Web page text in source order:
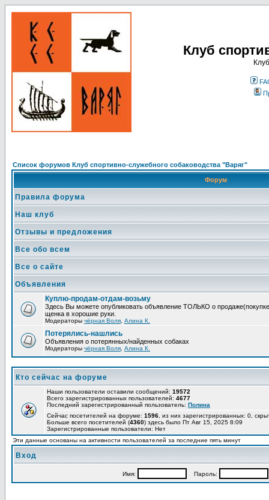
Клуб
Список форумов Клуб спортивно-служебного собаководства "Варяг"
Форум
Правила форума
Наш клуб
Отзывы и предложения
Все обо всем
Все о сайте
Объявления
Куплю-продам-отдам-возьму
Здесь Вы можете опубликовать объявление ТОЛЬКО о
щенка в хорошие руки.
Модераторы чёрная Воля Алина К.
Потерялись-нашлись
Объявления о потерянных/найденных собаках
Модераторы чёрная Воля Алина К.
Кто сейчас на форуме
Наши пользователи оставили сообщений: 19572
Всего зарегистрированных пользователей: 4677
Последний зарегистрированный пользователь: Полина
Сейчас посетителей на форуме: 1596 , из них зарегистрированных: 0,
Больше всего посетителей (4360) здесь было Пт Авг 15, 2025 8:09
Зарегистрированные пользователи: Нет
Эти данные основаны на активности пользователей за последние пять минут
Вход
Имя: Пароль: